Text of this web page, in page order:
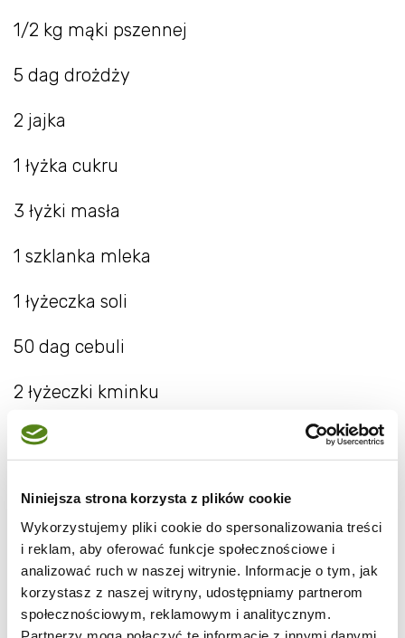
Niniejsza strona korzysta z plików cookie
Wykorzystujemy pliki cookie do spersonalizowania treści
i reklam, aby oferować funkcje społecznościowe i
analizować ruch w naszej witrynie. Informacje o tym, jak
korzystasz z naszej witryny, udostępniamy partnerom
społecznościowym, reklamowym i analitycznym.
1/2 kg mąki pszennej
5 dag drożdży
2 jajka
1 łyżka cukru
3 łyżki masła
1 szklanka mleka
1 łyżeczka soli
50 dag cebuli
2 łyżeczki kminku
1/4 łyżeczki pieprzu
Połączyć drożdże z 1/2 szklanki ciepłego
mleka, cukrem i 3 łyżkami mąki. Odstawić na
15 minut do wyrośnięcia.
Cebulę obrać, pokroić w plastry, przesmażyć